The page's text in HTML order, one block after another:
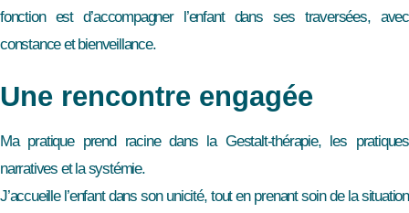
fonction est d’accompagner l’enfant dans ses traversées, avec
constance et bienveillance.
Une rencontre engagée
Ma pratique prend racine dans la Gestalt-thérapie, les pratiques
narratives et la systémie.
J’accueille l’enfant dans son unicité, tout en prenant soin de la situation